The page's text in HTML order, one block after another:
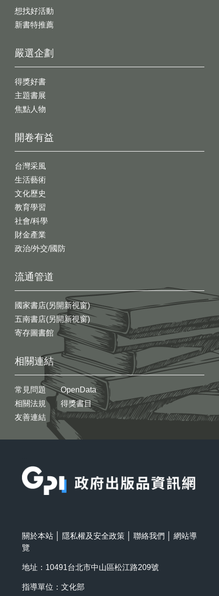
想找好活動
新書特推薦
開卷有益
台灣采風
生活藝術
文化歷史
教育學習
社會/科學
財金產業
政治/外交/國防
嚴選企劃
得獎好書
主題書展
焦點人物
流通管道
國家書店(另開新視窗)
五南書店(另開新視窗)
寄存圖書館
相關連結
常見問題
相關法規
友善連結
OpenData
得獎書目
關於本站 隱私權及安全政策 聯絡我們
網站導
覽
地址：10491台北市中山區松江路209號
指導單位：文化部